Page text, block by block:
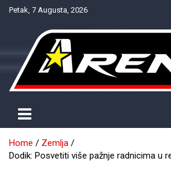
SkipPetak, 7 Augusta, 2026
NTV Arena
Home
Zemlja
Dodik: Posvetiti više pažnje radnicima u